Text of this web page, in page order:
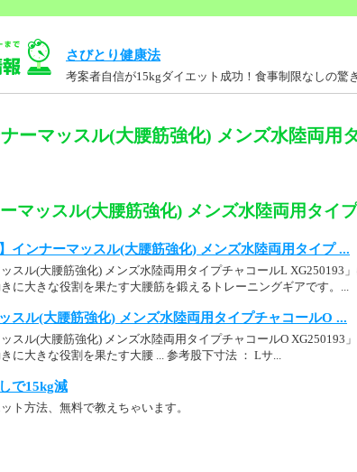
さびとり健康法
考案者自信が15kgダイエット成功！食事制限なしの驚
ーマッスル(大腰筋強化) メンズ水陸両用
マッスル(大腰筋強化) メンズ水陸両用タイ
】インナーマッスル(大腰筋強化) メンズ水陸両用タイプ ...
ッスル(大腰筋強化) メンズ水陸両用タイプチャコールL XG250193
に大きな役割を果たす大腰筋を鍛えるトレーニングギアです。...
スル(大腰筋強化) メンズ水陸両用タイプチャコールO ...
ッスル(大腰筋強化) メンズ水陸両用タイプチャコールO XG250193
に大きな役割を果たす大腰 ... 参考股下寸法 ： Lサ...
で15kg減
ト方法、無料で教えちゃいます。